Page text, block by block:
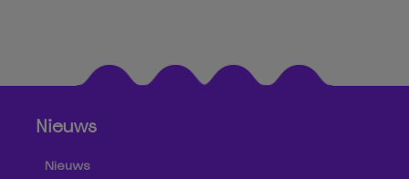
Nieuws
Nieuws